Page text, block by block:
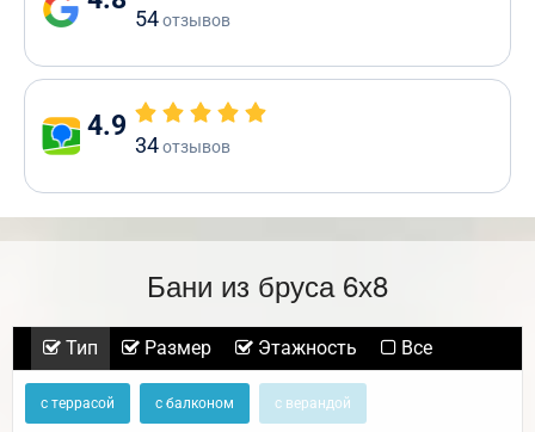
54отзывов
4.9
34отзывов
Бани из бруса 6х8
Тип Размер Этажность Все
с террасой с балконом с верандой